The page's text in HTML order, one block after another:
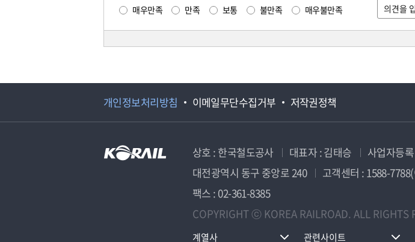
매우만족 만족 보통 불만족 매우불만족
개인정보처리방침 이메일무단수집거부 저작권정책
상호 : 한국철도공사 대표자 : 김태승 사업자등
대전광역시 동구 중앙로 240
고객센터 : 1588-
팩스 : 02-361-8385
COPYRIGHT ⓒ KOREA RAILROAD. ALL RIGHTS
계열사 관련사이트